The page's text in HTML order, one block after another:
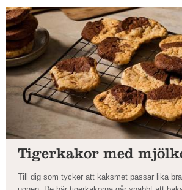
Tigerkakor med
Till dig som tycker att kaksmet passar lika